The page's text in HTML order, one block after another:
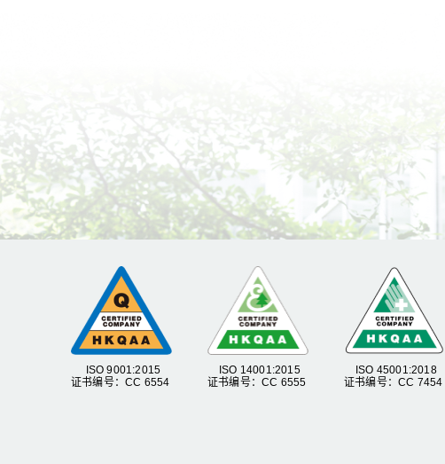
ISO 9001:2015
证书编号：CC 6554
ISO 14001:2015
证书编号：CC 6555
ISO 45001:2018
证书编号：CC 7454